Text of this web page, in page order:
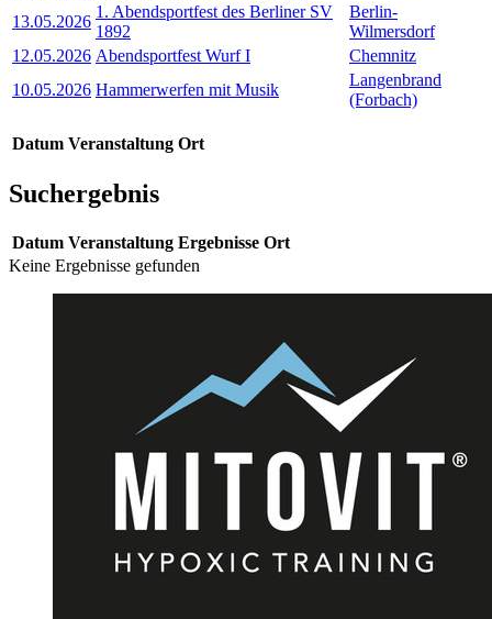
13.05.2026
1. Abendsportfest des Berliner SV
1892
Berlin-
Wilmersdorf
12.05.2026 Abendsportfest Wurf I
Chemnitz
10.05.2026 Hammerwerfen mit Musik
Langenbrand
(Forbach)
Datum Veranstaltung Ort
Suchergebnis
Datum Veranstaltung Ergebnisse Ort
Keine Ergebnisse gefunden